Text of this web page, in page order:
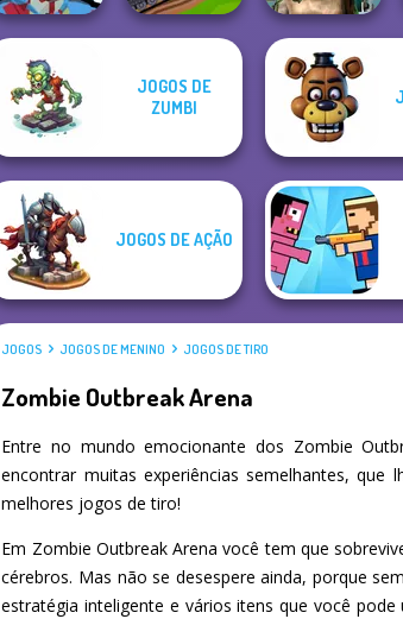
Zombies
Shooter
Tanks 2D: Tank
Wars
Ghoulish To
Gorgeous Cool
Zomb...
JOGOS DE
ZUMBI
JOGOS DE AÇÃO
JOGOS JOGOS DE MENINO JOGOS DE TIRO
Zombie Outbreak Arena
Entre no mundo emocionante dos Zombie
encontrar muitas experiências semelhantes,
melhores jogos de tiro!
Em Zombie Outbreak Arena você tem que
cérebros. Mas não se desespere ainda, porque
estratégia inteligente e vários itens que você